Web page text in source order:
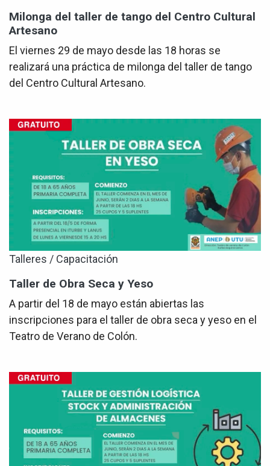
Milonga del taller de tango del Centro Cultural
Artesano
El viernes 29 de mayo desde las 18 horas se
realizará una práctica de milonga del taller de tango
del Centro Cultural Artesano.
Talleres / Capacitación
Taller de Obra Seca y Yeso
A partir del 18 de mayo están abiertas las
inscripciones para el taller de obra seca y yeso en el
Teatro de Verano de Colón.